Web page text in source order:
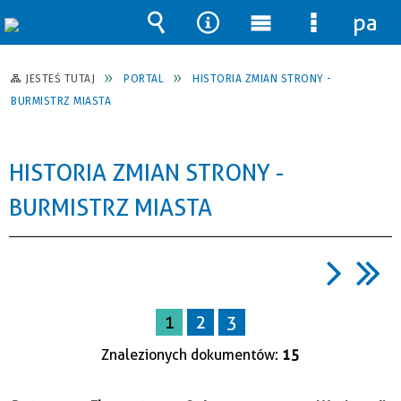
JESTEŚ TUTAJ PORTAL
HISTORIA ZMIAN STRONY -
BURMISTRZ MIASTA
HISTORIA ZMIAN STRONY -
BURMISTRZ MIASTA
1 2 3
Znalezionych dokumentów: 15
Wyszukiwarka
Narzędzia
Menu
główne
Menu